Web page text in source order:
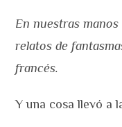
En nuestras
relatos de
francés.
Y una cosa llevó a